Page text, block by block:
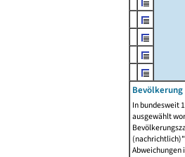
In bundesweit
ausgewählt
Abweichungen